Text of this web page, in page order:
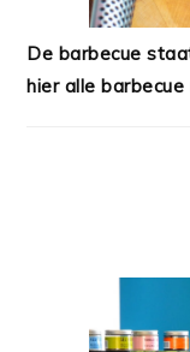
De barbecue
hier alle